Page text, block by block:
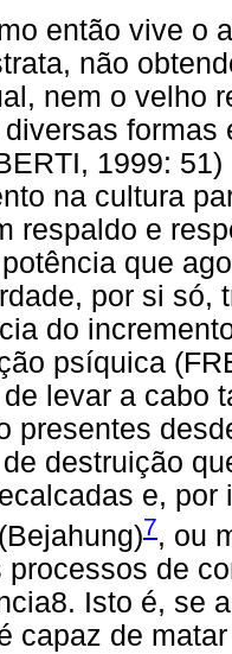
então vive o
não
nem o velho
1999:
na cultura
respaldo e
que
por si só,
do
psíquica
levar a cabo
presentes
destruição
e,
7, ou
processos de
Isto é, se
capaz de